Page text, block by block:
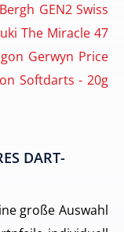
GEN2 Swiss
The Miracle 47
Gerwyn Price
Softdarts - 20g
DART-
große Auswahl